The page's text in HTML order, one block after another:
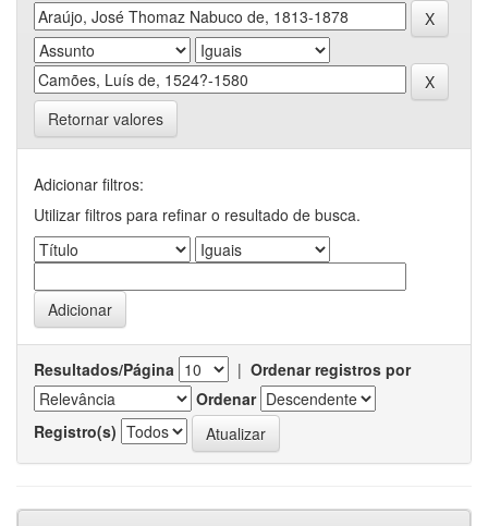
Retornar valores
Adicionar filtros:
Utilizar filtros para refinar o resultado de busca.
Resultados/Página | Ordenar registros por
Ordenar
Registro(s)